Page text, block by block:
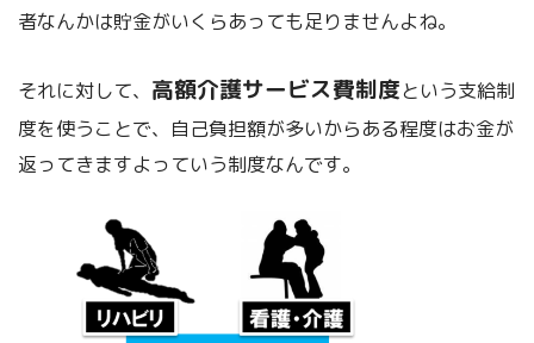
者なんかは貯金がいくらあっても足りませんよね。
それに対して、 高額介護サービス費制度という支給制
度を使うことで、 自己負担額が多いからある程度はお金が
返ってきますよっていう制度なんです。